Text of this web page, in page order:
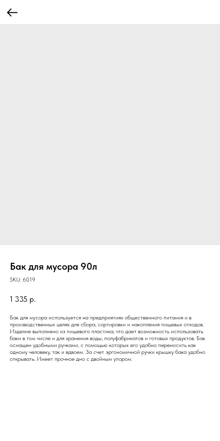
Бак для мусора 90л
SKU: 6019
1 335 р.
Бак для мусора используется на предприятиях общественного питания и в
производственных целях для сбора, сортировки и накопления пищевых отходов.
Изделие выполнено из пищевого пластика, что дает возможность использовать
баки в том числе и для хранения воды, полуфабрикатов и готовых продуктов. Бак
оснащен удобными ручками, с помощью которых его удобно переносить как
одному человеку, так и вдвоем. За счет эргономичной ручки крышку бака удобно
открывать. Имеет прочное дно с двойным упором.